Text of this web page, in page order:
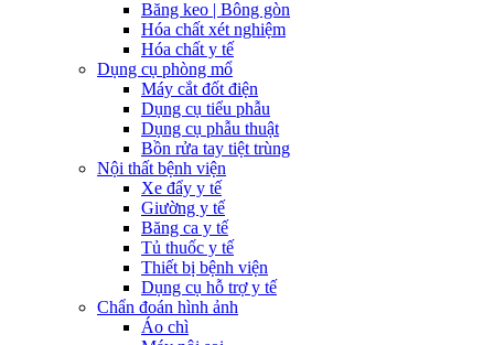
Băng keo | Bông gòn
Hóa chất xét nghiệm
Hóa chất y tế
Dụng cụ phòng mổ
Máy cắt đốt điện
Dụng cụ tiểu phẫu
Dụng cụ phẫu thuật
Bồn rửa tay tiệt trùng
Nội thất bệnh viện
Xe đẩy y tế
Giường y tế
Băng ca y tế
Tủ thuốc y tế
Thiết bị bệnh viện
Dụng cụ hỗ trợ y tế
Chẩn đoán hình ảnh
Áo chì